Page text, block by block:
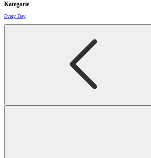
Kategorie
Every Day